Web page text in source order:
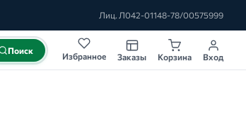
Лиц. Л042-01148-78/00575999
Поиск
Избранное Заказы Корзина Вход